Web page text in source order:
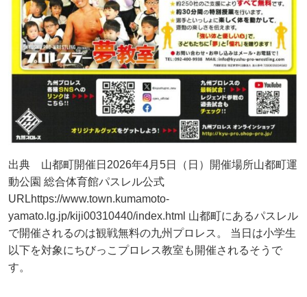
出典 山都町開催日2026年4月5日（日）開催場所山都町運
動公園 総合体育館パスレル公式
URLhttps://www.town.kumamoto-
yamato.lg.jp/kiji00310440/index.html 山都町にあるパスレル
で開催されるのは観戦無料の九州プロレス。 当日は小学生
以下を対象にちびっこプロレス教室も開催されるそうで
す。